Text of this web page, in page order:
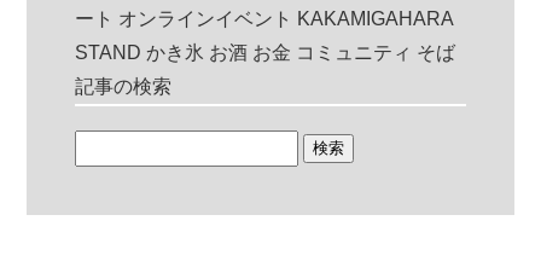
ート オンラインイベント KAKAMIGAHARA
STAND かき氷 お酒 お金 コミュニティ そば
記事の検索